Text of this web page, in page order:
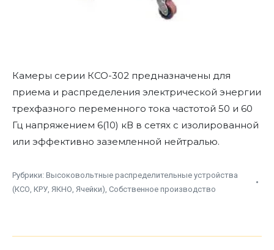
Камеры серии КСО-302 предназначены для
приема и распределения электрической энергии
трехфазного переменного тока частотой 50 и 60
Гц напряжением 6(10) кВ в сетях с изолированной
или эффективно заземленной нейтралью.
Рубрики: Высоковольтные распределительные устройства
(КСО, КРУ, ЯКНО, Ячейки), Собственное производство